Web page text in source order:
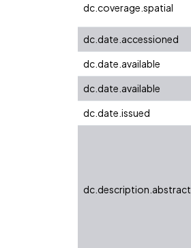
dc.coverage.spatial
dc.date.accessioned
dc.date.available
dc.date.available
dc.date.issued
dc.description.abstract